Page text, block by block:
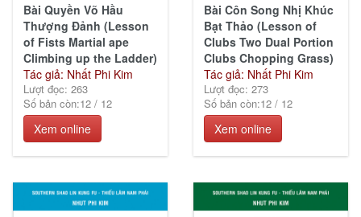
Bài Quyền Võ Hầu
Thượng Đảnh (Lesson
of Fists Martial ape
Climbing up the Ladder)
Tác giả: Nhất Phi Kim
Lượt đọc: 263
Số bản còn:12/12
Xem online
Bài Côn Song Nhị Khúc
Bạt Thảo (Lesson of
Clubs Two Dual Portion
Clubs Chopping Grass)
Tác giả: Nhất Phi Kim
Lượt đọc: 273
Số bản còn:12/12
Xem online